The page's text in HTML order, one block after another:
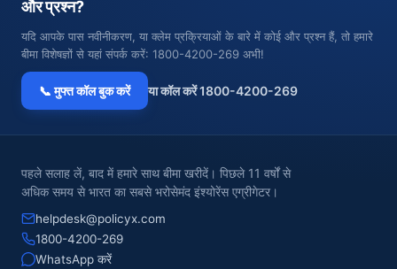
और प्रश्न?
यदि आपके पास नवीनीकरण, या क्लेम प्रक्रियाओं के बारे में कोई और प्रश्न हैं, तो हमारे
बीमा विशेषज्ञों से यहां संपर्क करें: 1800-4200-269 अभी!
📞 मुफ्त कॉल बुक करें या कॉल करें 1800-4200-269
पहले सलाह लें, बाद में हमारे साथ बीमा खरीदें। पिछले 11 वर्षों से
अधिक समय से भारत का सबसे भरोसेमंद इंश्योरेंस एग्रीगेटर।
helpdesk@policyx.com
1800-4200-269
WhatsApp करें